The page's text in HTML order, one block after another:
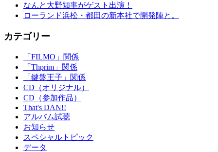
なんと大野知事がゲスト出演！
ローランド浜松・都田の新本社で開発陣と。
カテゴリー
「FILMO」関係
「Thprim」関係
「鍵盤王子」関係
CD（オリジナル）
CD（参加作品）
That's DAN!!
アルバム試聴
お知らせ
スペシャルトピック
データ